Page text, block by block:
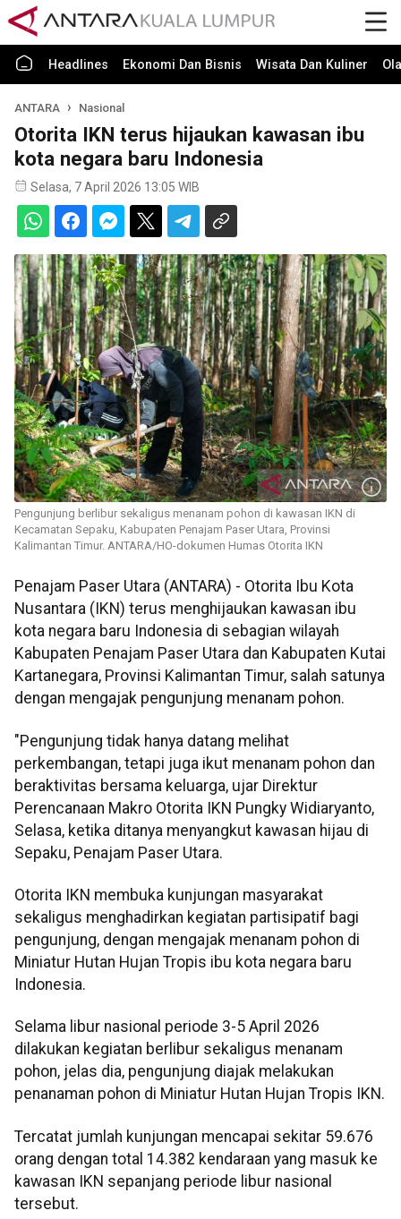
Headlines Ekonomi Dan Bisnis Wisata Dan Kuliner
ANTARA Nasional
Otorita IKN terus hijaukan kawasan ibu
kota negara baru Indonesia
Selasa, 7 April 2026 13:05 WIB
Pengunjung berlibur sekaligus menanam pohon di kawasan IKN di
Kecamatan Sepaku, Kabupaten Penajam Paser Utara, Provinsi
Kalimantan Timur. ANTARA/HO-dokumen Humas Otorita IKN
Penajam Paser Utara (ANTARA) - Otorita Ibu Kota
Nusantara (IKN) terus menghijaukan kawasan ibu
kota negara baru Indonesia di sebagian wilayah
Kabupaten Penajam Paser Utara dan Kabupaten Kutai
Kartanegara, Provinsi Kalimantan Timur, salah satunya
dengan mengajak pengunjung menanam pohon.
"Pengunjung tidak hanya datang melihat
perkembangan, tetapi juga ikut menanam pohon dan
beraktivitas bersama keluarga, ujar Direktur
Perencanaan Makro Otorita IKN Pungky Widiaryanto,
Selasa, ketika ditanya menyangkut kawasan hijau di
Sepaku, Penajam Paser Utara.
Otorita IKN membuka kunjungan masyarakat
sekaligus menghadirkan kegiatan partisipatif bagi
pengunjung, dengan mengajak menanam pohon di
Miniatur Hutan Hujan Tropis ibu kota negara baru
Indonesia.
Selama libur nasional periode 3-5 April 2026
dilakukan kegiatan berlibur sekaligus menanam
pohon, jelas dia, pengunjung diajak melakukan
penanaman pohon di Miniatur Hutan Hujan Tropis IKN.
Tercatat jumlah kunjungan mencapai sekitar 59.676
orang dengan total 14.382 kendaraan yang masuk ke
kawasan IKN sepanjang periode libur nasional
tersebut.